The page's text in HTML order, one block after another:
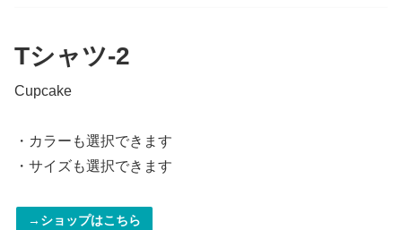
Tシャツ-2
Cupcake
・カラーも選択できます
・サイズも選択できます
→ショップはこちら